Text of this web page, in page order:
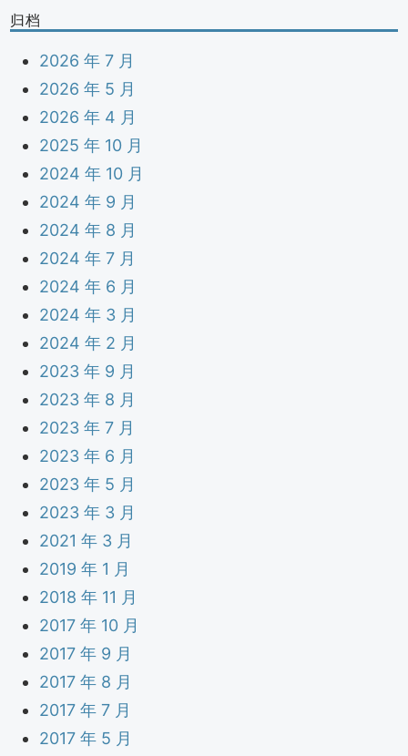
归档
2026 年 7 月
2026 年 5 月
2026 年 4 月
2025 年 10 月
2024 年 10 月
2024 年 9 月
2024 年 8 月
2024 年 7 月
2024 年 6 月
2024 年 3 月
2024 年 2 月
2023 年 9 月
2023 年 8 月
2023 年 7 月
2023 年 6 月
2023 年 5 月
2023 年 3 月
2021 年 3 月
2019 年 1 月
2018 年 11 月
2017 年 10 月
2017 年 9 月
2017 年 8 月
2017 年 7 月
2017 年 5 月